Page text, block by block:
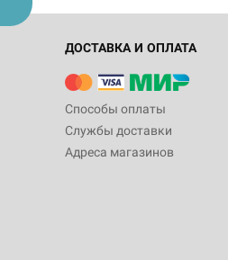
ДОСТАВКА И ОПЛАТА
Способы оплаты
Службы доставки
Адреса магазинов